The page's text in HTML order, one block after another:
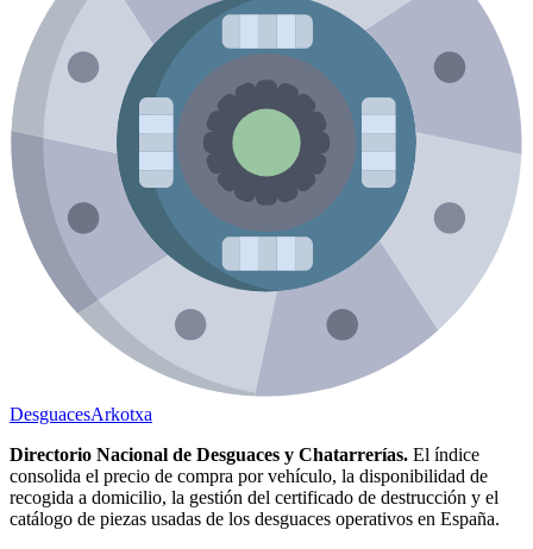
DesguacesArkotxa
Directorio Nacional de Desguaces y Chatarrerías. El índice
consolida el precio de compra por vehículo, la disponibilidad de
recogida a domicilio, la gestión del certificado de destrucción y el
catálogo de piezas usadas de los desguaces operativos en España.